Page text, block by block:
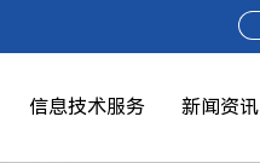
信息技术服务 新闻资讯